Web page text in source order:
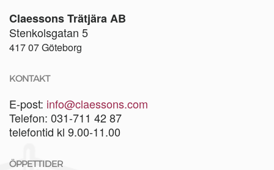
Claessons Trätjära AB
Stenkolsgatan 5
417 07 Göteborg
KONTAKT
E-post: info@claessons.com
Telefon: 031-711 42 87
telefontid kl 9.00-11.00
ÖPPETTIDER